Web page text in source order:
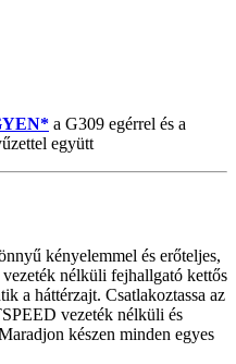
a G309 egérrel és a
együtt
kényelemmel és erőteljes,
nélküli fejhallgató kettős
a háttérzajt. Csatlakoztassa az
vezeték nélküli és
készen minden egyes